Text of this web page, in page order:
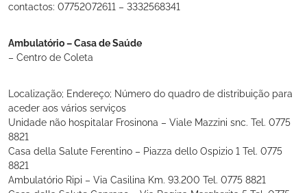
contactos: 07752072611 – 3332568341
Ambulatório – Casa de Saúde
– Centro de Coleta
Localização; Endereço; Número do quadro de distribuição para
aceder aos vários serviços
Unidade não hospitalar Frosinona – Viale Mazzini snc. Tel. 0775
8821
Casa della Salute Ferentino – Piazza dello Ospizio 1 Tel. 0775
8821
Ambulatório Ripi – Via Casilina Km. 93.200 Tel. 0775 8821